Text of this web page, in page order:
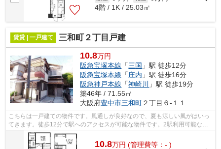
4階 / 1K / 25.03㎡
賃貸 | 一戸建て 三和町２丁目戸建
10.8万円
阪急宝塚本線 「三国 」駅 徒歩12分
阪急宝塚本線 「庄内 」駅 徒歩16分
阪急神戸本線 「神崎川
」駅 徒歩19分
築46年 / 71.55㎡
大阪府豊中市三和町２丁目６-１１
こちらは一戸建ての物件です。風通しが良好なので、夏も涼しい風がはいっ
てきます。徒歩12分で駅へのアクセスが可能な物件です。2駅利用可能な物
件で移動範囲が広がります。新しい年、...
10.8万円 (管理費等：- )